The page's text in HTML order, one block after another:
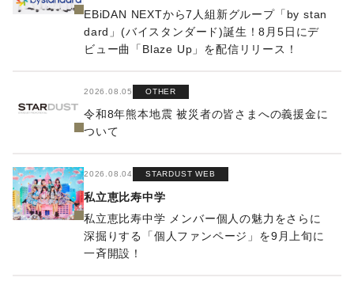
EBiDAN NEXTから7⼈組新グループ「by stan
dard」(バイスタンダード)誕⽣！8⽉5⽇にデ
ビュー曲「Blaze Up」を配信リリース！
2026.08.05 OTHER
令和8年熊本地震 被災者の皆さまへの義援金に
ついて
2026.08.04 STARDUST WEB
私立恵比寿中学
私立恵比寿中学 メンバー個人の魅力をさらに
深掘りする「個人ファンページ」を9月上旬に
一斉開設！